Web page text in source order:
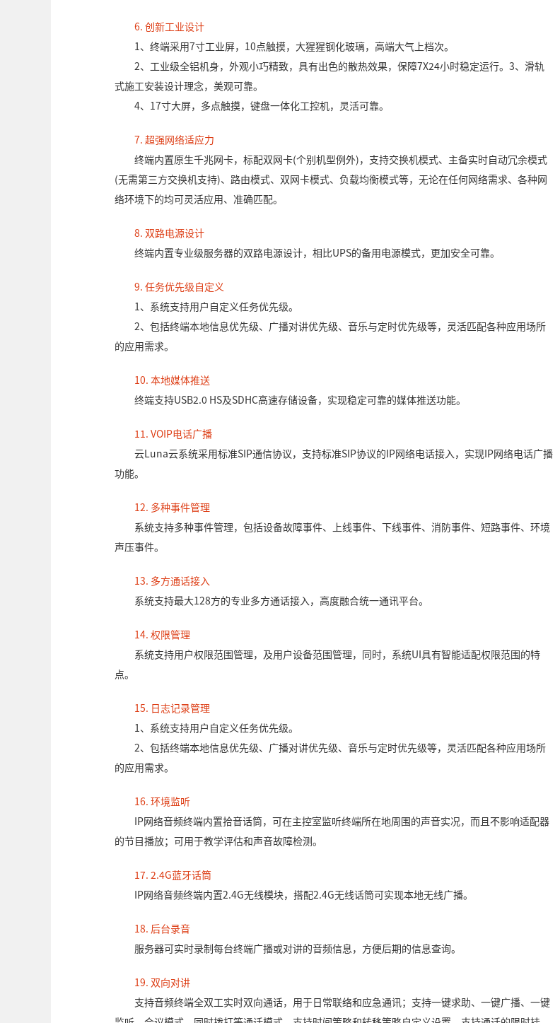
6. 创新工业设计
1、终端采用7寸工业屏，10点触摸，大猩猩钢化玻璃，高端大气上档次。
2、工业级全铝机身，外观小巧精致，具有出色的散热效果，保障7X24小时稳定运行。3、滑轨
式施工安装设计理念，美观可靠。
4、17寸大屏，多点触摸，键盘一体化工控机，灵活可靠。
7. 超强网络适应力
终端内置原生千兆网卡，标配双网卡(个别机型例外)，支持交换机模式、主备实时自动冗余模式
(无需第三方交换机支持)、路由模式、双网卡模式、负载均衡模式等，无论在任何网络需求、各种网
络环境下的均可灵活应用、准确匹配。
8. 双路电源设计
终端内置专业级服务器的双路电源设计，相比UPS的备用电源模式，更加安全可靠。
9. 任务优先级自定义
1、系统支持用户自定义任务优先级。
2、包括终端本地信息优先级、广播对讲优先级、音乐与定时优先级等，灵活匹配各种应用场所
的应用需求。
10. 本地媒体推送
终端支持USB2.0 HS及SDHC高速存储设备，实现稳定可靠的媒体推送功能。
11. VOIP电话广播
云Luna云系统采用标准SIP通信协议，支持标准SIP协议的IP网络电话接入，实现IP网络电话广播
功能。
12. 多种事件管理
系统支持多种事件管理，包括设备故障事件、上线事件、下线事件、消防事件、短路事件、环境
声压事件。
13. 多方通话接入
系统支持最大128方的专业多方通话接入，高度融合统一通讯平台。
14. 权限管理
系统支持用户权限范围管理，及用户设备范围管理，同时，系统UI具有智能适配权限范围的特
点。
15. 日志记录管理
1、系统支持用户自定义任务优先级。
2、包括终端本地信息优先级、广播对讲优先级、音乐与定时优先级等，灵活匹配各种应用场所
的应用需求。
16. 环境监听
IP网络音频终端内置拾音话筒，可在主控室监听终端所在地周围的声音实况，而且不影响适配器
的节目播放；可用于教学评估和声音故障检测。
17. 2.4G蓝牙话筒
IP网络音频终端内置2.4G无线模块，搭配2.4G无线话筒可实现本地无线广播。
18. 后台录音
服务器可实时录制每台终端广播或对讲的音频信息，方便后期的信息查询。
19. 双向对讲
支持音频终端全双工实时双向通话，用于日常联络和应急通讯；支持一键求助、一键广播、一键